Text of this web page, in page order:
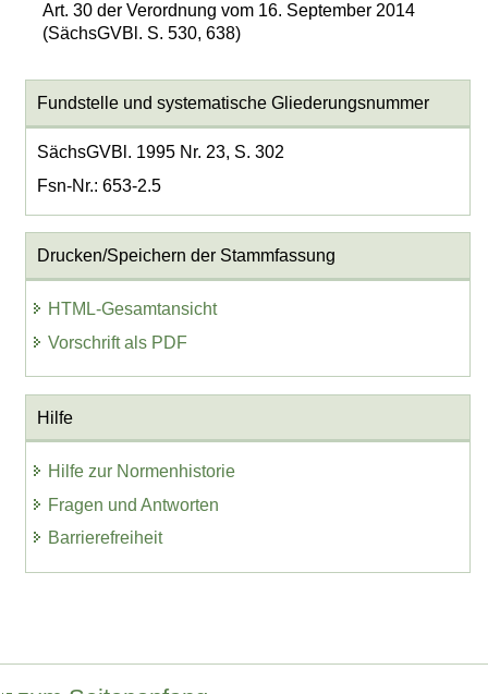
Art. 30 der Verordnung vom 16. September 2014
(SächsGVBl. S. 530, 638)
Fundstelle und systematische Gliederungsnummer
SächsGVBl. 1995 Nr. 23, S. 302
Fsn-Nr.: 653-2.5
Drucken/Speichern der Stammfassung
HTML-Gesamtansicht
Vorschrift als PDF
Hilfe
Hilfe zur Normenhistorie
Fragen und Antworten
Barrierefreiheit